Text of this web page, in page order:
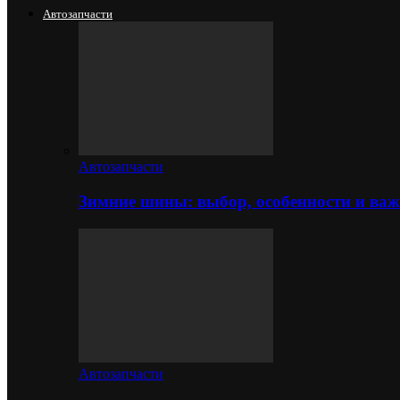
Автозапчасти
Автозапчасти
Зимние шины: выбор, особенности и
Автозапчасти